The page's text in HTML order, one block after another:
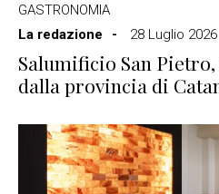
GASTRONOMIA
La redazione
28 Luglio 2026
Salumificio San
dalla provincia di